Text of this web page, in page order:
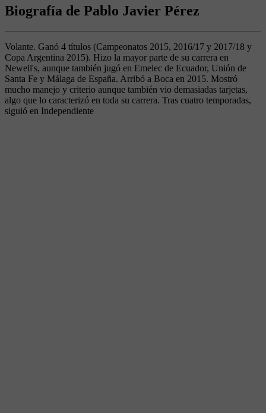
Biografía de Pablo Javier Pérez
Volante. Ganó 4 títulos (Campeonatos 2015, 2016/17 y 2017/18 y
Copa Argentina 2015). Hizo la mayor parte de su carrera en
Newell's, aunque también jugó en Emelec de Ecuador, Unión de
Santa Fe y Málaga de España. Arribó a Boca en 2015. Mostró
mucho manejo y criterio aunque también vio demasiadas tarjetas,
algo que lo caracterizó en toda su carrera. Tras cuatro temporadas,
siguió en Independiente